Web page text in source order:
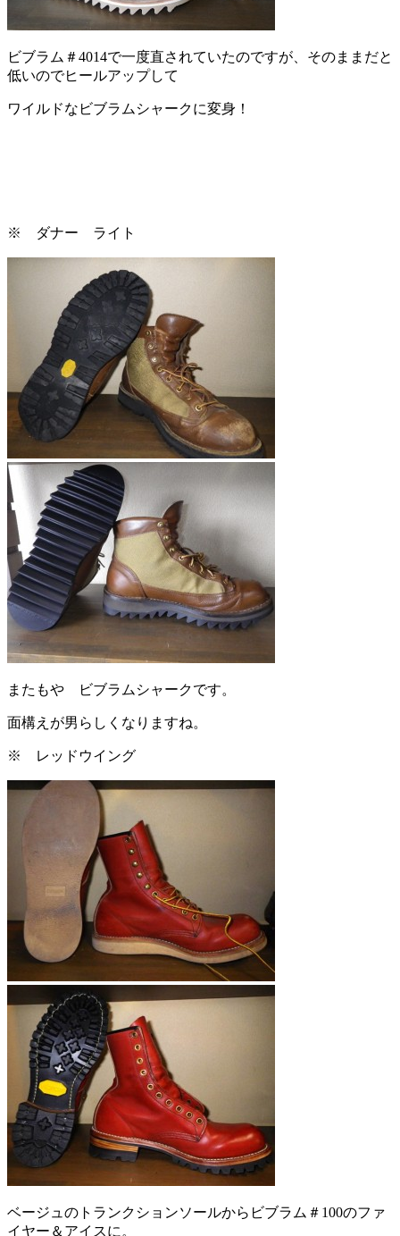
ビブラム＃4014で一度直されていたのですが、そのままだと
低いのでヒールアップして
ワイルドなビブラムシャークに変身！
※ ダナー ライト
またもや ビブラムシャークです。
面構えが男らしくなりますね。
※ レッドウイング
ベージュのトランクションソールからビブラム＃100のファ
イヤー＆アイスに。